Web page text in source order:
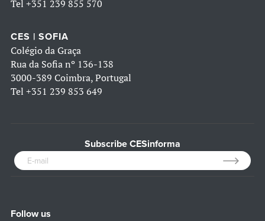
Tel +351 239 855 570
CES | SOFIA
Colégio da Graça
Rua da Sofia nº 136-138
3000-389 Coimbra, Portugal
Tel +351 239 853 649
Subscribe CESinforma
Follow us